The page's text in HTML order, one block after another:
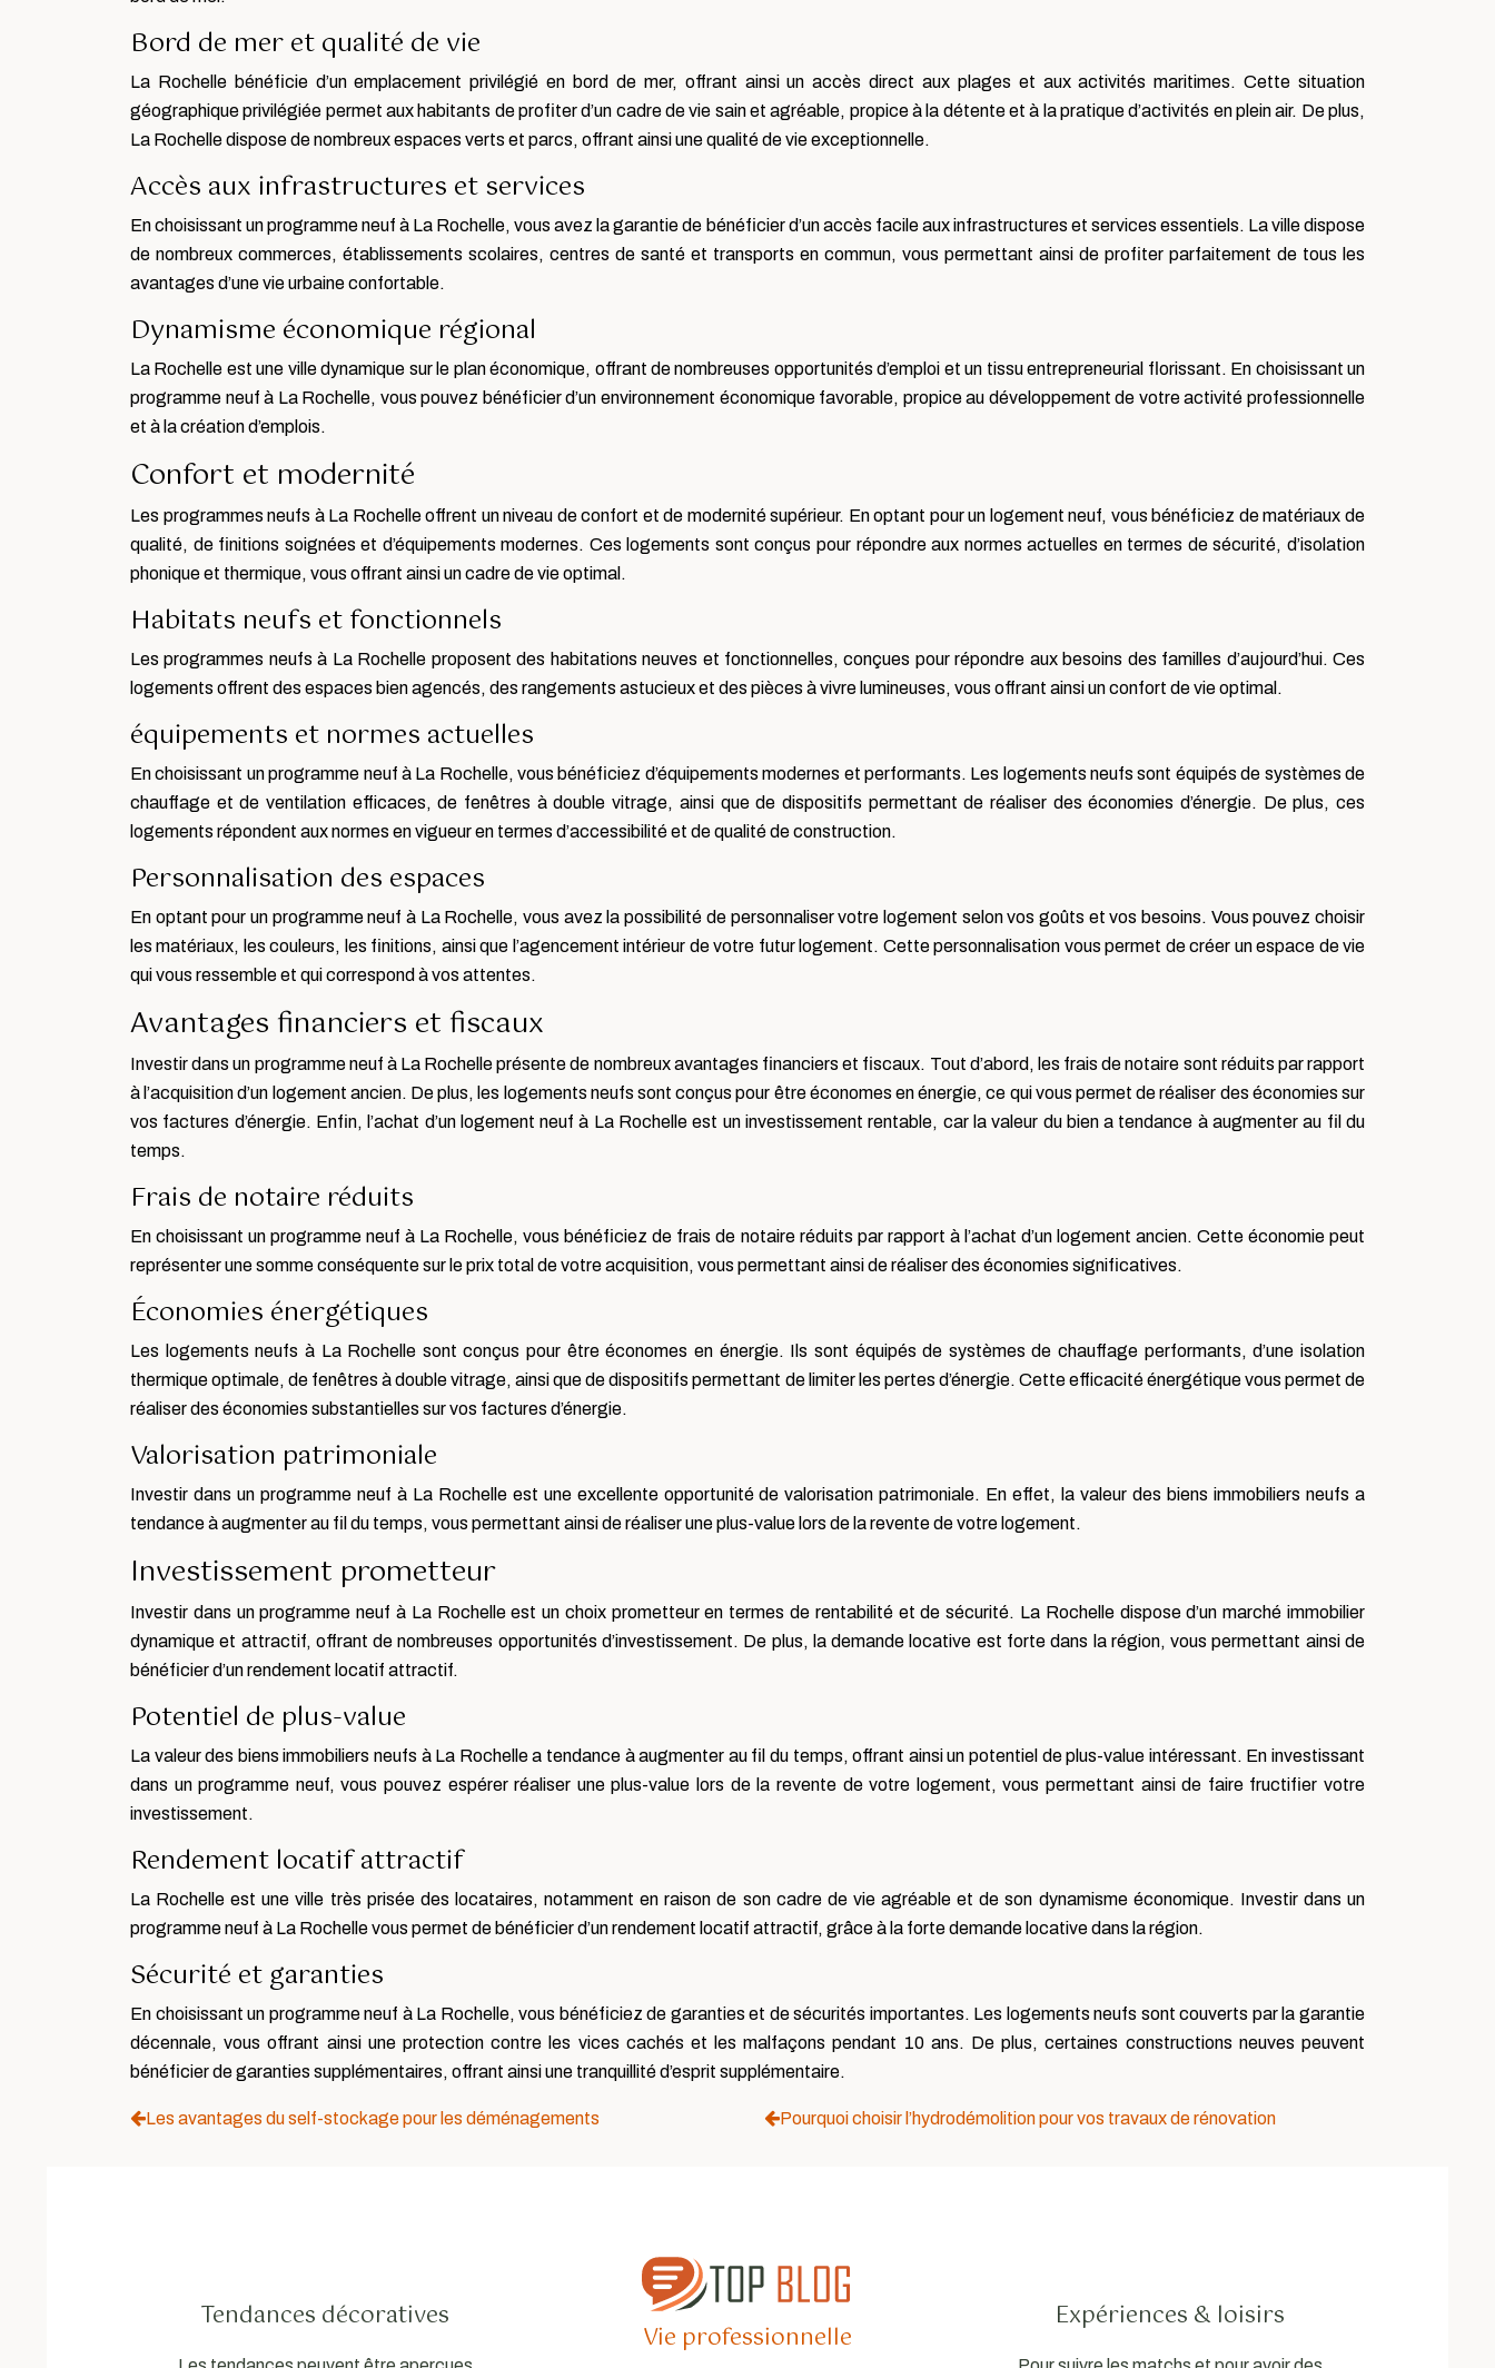
Bord de mer et qualité de vie
La Rochelle bénéficie d’un emplacement privilégié en bord de mer, offrant ainsi un accès direct aux plages et aux activités maritimes. Cette situation
géographique privilégiée permet aux habitants de profiter d’un cadre de vie sain et agréable, propice à la détente et à la pratique d’activités en plein air. De plus,
La Rochelle dispose de nombreux espaces verts et parcs, offrant ainsi une qualité de vie exceptionnelle.
Accès aux infrastructures et services
En choisissant un programme neuf à La Rochelle, vous avez la garantie de bénéficier d’un accès facile aux infrastructures et services essentiels. La ville dispose
de nombreux commerces, établissements scolaires, centres de santé et transports en commun, vous permettant ainsi de profiter parfaitement de tous les
avantages d’une vie urbaine confortable.
Dynamisme économique régional
La Rochelle est une ville dynamique sur le plan économique, offrant de nombreuses opportunités d’emploi et un tissu entrepreneurial florissant. En choisissant un
programme neuf à La Rochelle, vous pouvez bénéficier d’un environnement économique favorable, propice au développement de votre activité professionnelle
et à la création d’emplois.
Confort et modernité
Les programmes neufs à La Rochelle offrent un niveau de confort et de modernité supérieur. En optant pour un logement neuf, vous bénéficiez de matériaux de
qualité, de finitions soignées et d’équipements modernes. Ces logements sont conçus pour répondre aux normes actuelles en termes de sécurité, d’isolation
phonique et thermique, vous offrant ainsi un cadre de vie optimal.
Habitats neufs et fonctionnels
Les programmes neufs à La Rochelle proposent des habitations neuves et fonctionnelles, conçues pour répondre aux besoins des familles d’aujourd’hui. Ces
logements offrent des espaces bien agencés, des rangements astucieux et des pièces à vivre lumineuses, vous offrant ainsi un confort de vie optimal.
équipements et normes actuelles
En choisissant un programme neuf à La Rochelle, vous bénéficiez d’équipements modernes et performants. Les logements neufs sont équipés de systèmes de
chauffage et de ventilation efficaces, de fenêtres à double vitrage, ainsi que de dispositifs permettant de réaliser des économies d’énergie. De plus, ces
logements répondent aux normes en vigueur en termes d’accessibilité et de qualité de construction.
Personnalisation des espaces
En optant pour un programme neuf à La Rochelle, vous avez la possibilité de personnaliser votre logement selon vos goûts et vos besoins. Vous pouvez choisir
les matériaux, les couleurs, les finitions, ainsi que l’agencement intérieur de votre futur logement. Cette personnalisation vous permet de créer un espace de vie
qui vous ressemble et qui correspond à vos attentes.
Avantages financiers et fiscaux
Investir dans un programme neuf à La Rochelle présente de nombreux avantages financiers et fiscaux. Tout d’abord, les frais de notaire sont réduits par rapport
à l’acquisition d’un logement ancien. De plus, les logements neufs sont conçus pour être économes en énergie, ce qui vous permet de réaliser des économies sur
vos factures d’énergie. Enfin, l’achat d’un logement neuf à La Rochelle est un investissement rentable, car la valeur du bien a tendance à augmenter au fil du
temps.
Frais de notaire réduits
En choisissant un programme neuf à La Rochelle, vous bénéficiez de frais de notaire réduits par rapport à l’achat d’un logement ancien. Cette économie peut
représenter une somme conséquente sur le prix total de votre acquisition, vous permettant ainsi de réaliser des économies significatives.
Économies énergétiques
Les logements neufs à La Rochelle sont conçus pour être économes en énergie. Ils sont équipés de systèmes de chauffage performants, d’une isolation
thermique optimale, de fenêtres à double vitrage, ainsi que de dispositifs permettant de limiter les pertes d’énergie. Cette efficacité énergétique vous permet de
réaliser des économies substantielles sur vos factures d’énergie.
Valorisation patrimoniale
Investir dans un programme neuf à La Rochelle est une excellente opportunité de valorisation patrimoniale. En effet, la valeur des biens immobiliers neufs a
tendance à augmenter au fil du temps, vous permettant ainsi de réaliser une plus-value lors de la revente de votre logement.
Investissement prometteur
Investir dans un programme neuf à La Rochelle est un choix prometteur en termes de rentabilité et de sécurité. La Rochelle dispose d’un marché immobilier
dynamique et attractif, offrant de nombreuses opportunités d’investissement. De plus, la demande locative est forte dans la région, vous permettant ainsi de
bénéficier d’un rendement locatif attractif.
Potentiel de plus-value
La valeur des biens immobiliers neufs à La Rochelle a tendance à augmenter au fil du temps, offrant ainsi un potentiel de plus-value intéressant. En investissant
dans un programme neuf, vous pouvez espérer réaliser une plus-value lors de la revente de votre logement, vous permettant ainsi de faire fructifier votre
investissement.
Rendement locatif attractif
La Rochelle est une ville très prisée des locataires, notamment en raison de son cadre de vie agréable et de son dynamisme économique. Investir dans un
programme neuf à La Rochelle vous permet de bénéficier d’un rendement locatif attractif, grâce à la forte demande locative dans la région.
Sécurité et garanties
En choisissant un programme neuf à La Rochelle, vous bénéficiez de garanties et de sécurités importantes. Les logements neufs sont couverts par la garantie
décennale, vous offrant ainsi une protection contre les vices cachés et les malfaçons pendant 10 ans. De plus, certaines constructions neuves peuvent
bénéficier de garanties supplémentaires, offrant ainsi une tranquillité d’esprit supplémentaire.
Les avantages du self-stockage pour les déménagements Pourquoi choisir l’hydrodémolition pour vos travaux de rénovation
Tendances décoratives
Vie professionnelle
Expériences & loisirs